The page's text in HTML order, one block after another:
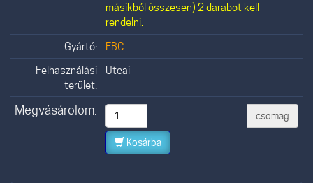
másikból összesen) 2 darabot kell
rendelni.
Gyártó:
EBC
Felhasználási
terület:
Utcai
Megvásárolom: csomag
Kosárba